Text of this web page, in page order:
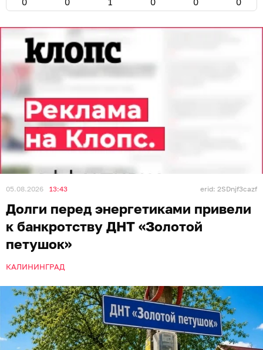
05.08.2026 13:43 erid: 2SDnjf3cazf
Долги перед энергетиками привели
к банкротству ДНТ «Золотой
петушок»
КАЛИНИНГРАД